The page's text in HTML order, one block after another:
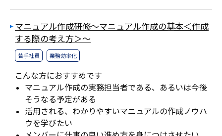
マニュアル作成研修～マニュアル作成の基本＜作成
する際の考え方＞～
若手社員 業務効率化
こんな方におすすめです
マニュアル作成の実務担当者である、あるいは今後
そうなる予定がある
活用される、わかりやすいマニュアルの作成ノウハ
ウを学びたい